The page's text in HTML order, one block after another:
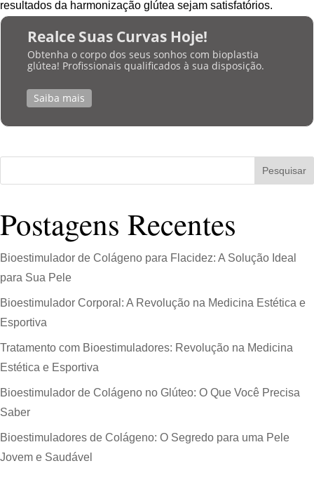
resultados da harmonização glútea sejam satisfatórios.
Realce Suas Curvas Hoje!
Obtenha o corpo dos seus sonhos com bioplastia
glútea! Profissionais qualificados à sua disposição.
Saiba mais
Pesquisar
Postagens Recentes
Bioestimulador de Colágeno para Flacidez: A Solução Ideal
para Sua Pele
Bioestimulador Corporal: A Revolução na Medicina Estética e
Esportiva
Tratamento com Bioestimuladores: Revolução na Medicina
Estética e Esportiva
Bioestimulador de Colágeno no Glúteo: O Que Você Precisa
Saber
Bioestimuladores de Colágeno: O Segredo para uma Pele
Jovem e Saudável